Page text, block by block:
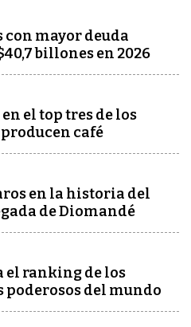
con mayor deuda
billones en 2026
el top tres de los
café
en la historia del
de Diomandé
el ranking de los
poderosos del mundo